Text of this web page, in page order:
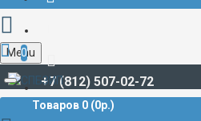
+7 (812) 507-02-72
Menu
0
Товаров 0 (0р.)РАЗЪЁМЫ СУДОВЫЕ